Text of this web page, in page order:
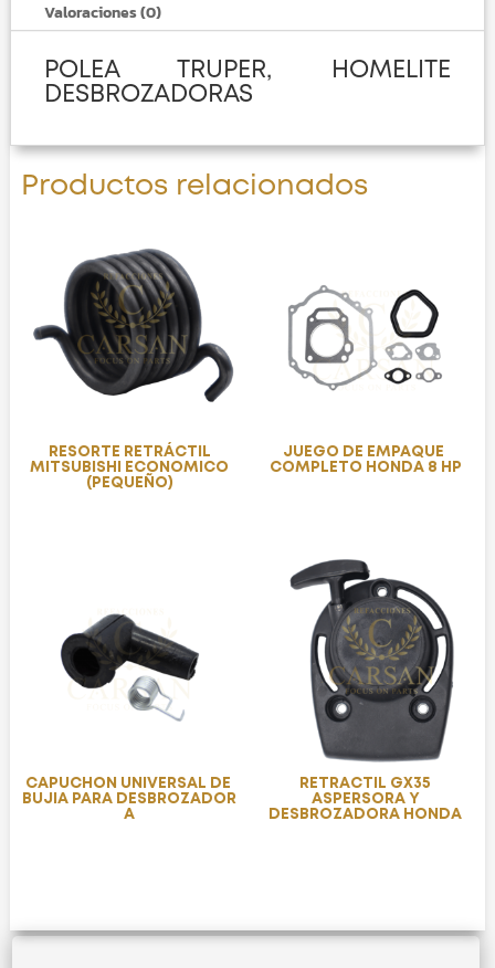
Valoraciones (0)
POLEA TRUPER, HOMELITE
DESBROZADORAS
Productos relacionados
RESORTE RETRÁCTIL
MITSUBISHI ECONOMICO
(PEQUEÑO)
JUEGO DE EMPAQUE
COMPLETO HONDA 8 HP
CAPUCHON UNIVERSAL DE
BUJIA PARA DESBROZADOR
A
RETRACTIL GX35
ASPERSORA Y
DESBROZADORA HONDA